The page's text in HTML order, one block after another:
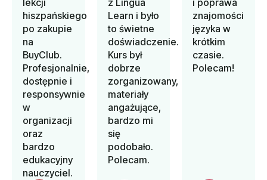
lekcji
hiszpańskiego
po zakupie
na
BuyClub.
Profesjonalnie,
dostępnie i
responsywnie
w
organizacji
oraz
bardzo
edukacyjny
nauczyciel.
z Lingua
Learn i było
to świetne
doświadczenie.
Kurs był
dobrze
zorganizowany,
materiały
angażujące,
bardzo mi
się
podobało.
Polecam.
i poprawa
znajomości
języka w
krótkim
czasie.
Polecam!